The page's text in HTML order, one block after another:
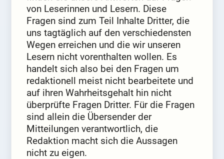
von Leserinnen und Lesern. Diese
Fragen sind zum Teil Inhalte Dritter, die
uns tagtäglich auf den verschiedensten
Wegen erreichen und die wir unseren
Lesern nicht vorenthalten wollen. Es
handelt sich also bei den Fragen um
redaktionell meist nicht bearbeitete und
auf ihren Wahrheitsgehalt hin nicht
überprüfte Fragen Dritter. Für die Fragen
sind allein die Übersender der
Mitteilungen verantwortlich, die
Redaktion macht sich die Aussagen
nicht zu eigen.